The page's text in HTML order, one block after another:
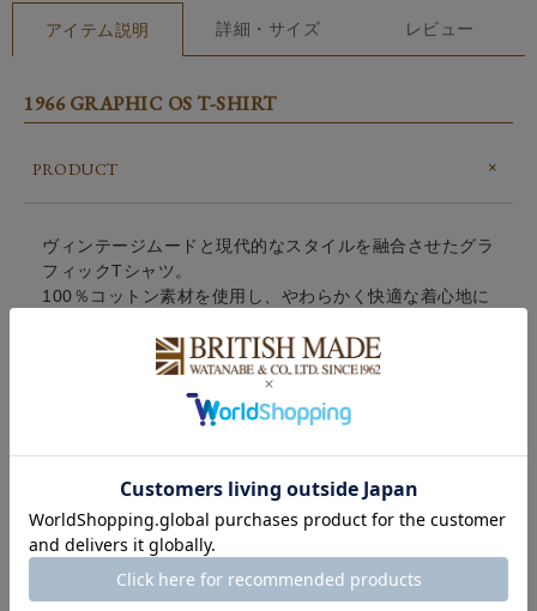
アイテム説明 詳細・サイズ レビュー
1966 GRAPHIC OS T-SHIRT
PRODUCT
ヴィンテージムードと現代的なスタイルを融合させたグラ
フィックTシャツ。
100％コットン素材を使用し、やわらかく快適な着心地に
ワイドなネックとリラックス感のあるオーバーサイズシル
エットが、今の気分にフィットするバランスを演出。フロ
ント胸元には控えめなロゴグラフィック、背面には1966
年のアーカイブカバーを大胆にプリントし、ブランドのヘ
すい快適さを両立。デイリーに取り入れやすいアイコニッ
クな一着です。
POINT